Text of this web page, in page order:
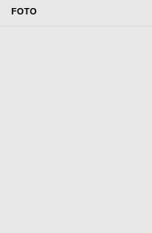
GŁÓWNA
FOTO